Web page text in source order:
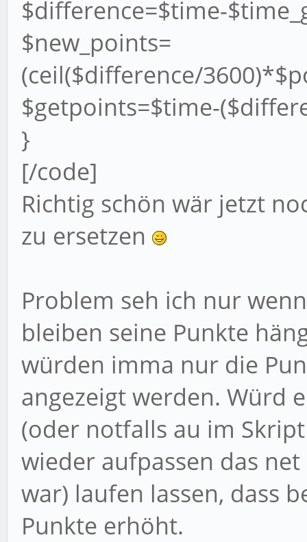
$difference=$time-
$new_points=
(ceil($difference/
$getpoints=$time-
}
[/code]
Richtig schön wär jetzt
zu ersetzen
Problem seh ich nur
bleiben seine Punkte
würden imma nur die
angezeigt werden. Würd
(oder notfalls au im
wieder aufpassen das
war) laufen lassen, dass
Punkte erhöht.